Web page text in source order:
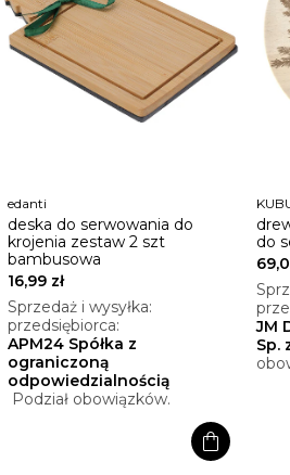
edanti
deska do serwowania do
krojenia zestaw 2 szt
bambusowa
16,99 zł
Sprzedaż i wysyłka:
przedsiębiorca:
APM24 Spółka z
ograniczoną
odpowiedzialnością
Podział obowiązków.
shopping_bag
do
JM
Sp.